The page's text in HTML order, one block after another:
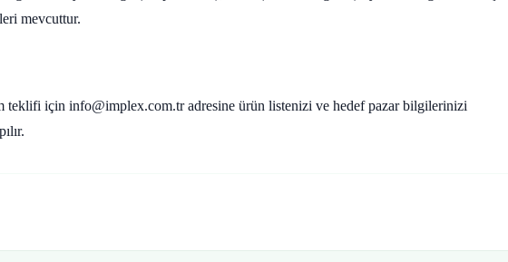
mevcuttur.
teklifi için info@implex.com.tr adresine ürün listenizi ve hedef pazar bilgilerinizi